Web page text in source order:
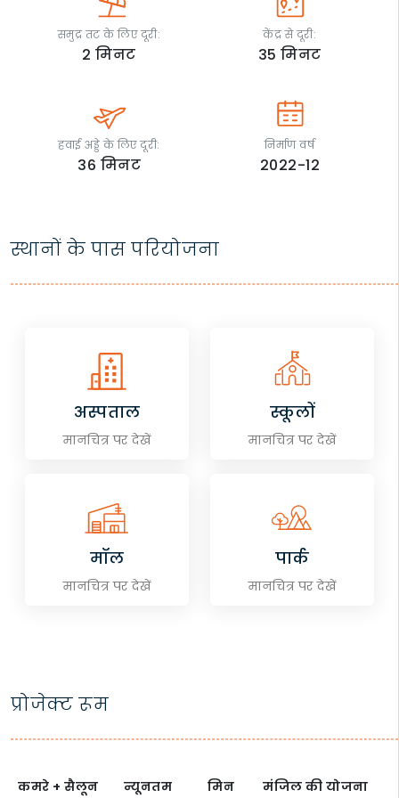
समुद्र तट के लिए दूरी:
2मिनट
केंद्र से दूरी:
35मिनट
हवाई अड्डे के लिए दूरी:
36 मिनट
निर्माण वर्ष
2022-12
स्थानों के पास परियोजना
अस्पताल
मानचित्र पर देखें
स्कूलों
मानचित्र पर देखें
मॉल
मानचित्र पर देखें
पार्क
मानचित्र पर देखें
प्रोजेक्ट रूम
कमरे + सैलून न्यूनतम मिन मंजिल की योजना